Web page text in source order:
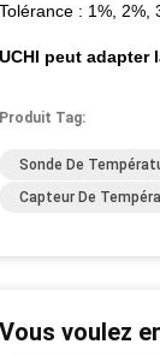
Tolérance : 1%, 2%,
UCHI peut
Produit Tag:
Sonde De
Capteur De
Vous voulez